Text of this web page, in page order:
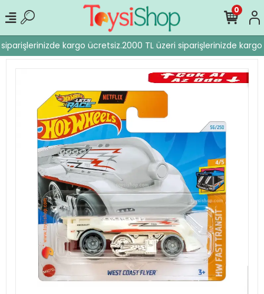
kargo ücretsiz.2000 TL üzeri siparişlerinizde kargo
0